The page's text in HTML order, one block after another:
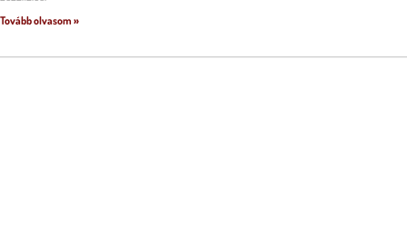
Tovább olvasom »